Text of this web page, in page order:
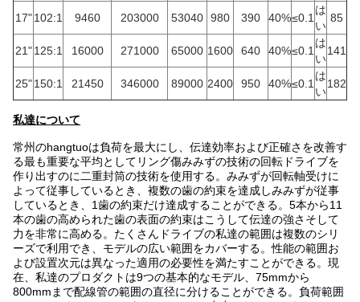
17" 102:1 9460 203000 53040 980 390 40%≤0.1
は
い
85
21" 125:1 16000 271000 65000 1600 640 40%≤0.1
は
い
141
25" 150:1 21450 346000 89000 2400 950 40%≤0.1
は
い
182
私達について
常州のhangtuoは負荷を最大にし、伝達効率および正確さを改善す
る最も重要な平均としてリング傷みみずの技術の回転ドライブを
作り出すのに二重封筒の技術を使用する。みみずが回転軸受けに
よって従事しているとき、複数の歯の約束を達成しみみずが従事
しているとき、1歯の約束だけ達成することができる。5本から11
本の歯の高められた歯の表面の約束はこうして伝達の強さそして
力を非常に高める。たくさんドライブの私達の範囲は複数のシリ
ーズで利用でき、モデルの広い範囲をカバーする。性能の範囲お
よび設置次元は異なった適用の必要性を満たすことができる。現
在、私達のプロダクトは9つの基本的なモデル、75mmから
800mmまで配線管の範囲の直径に分けることができる。負荷範囲